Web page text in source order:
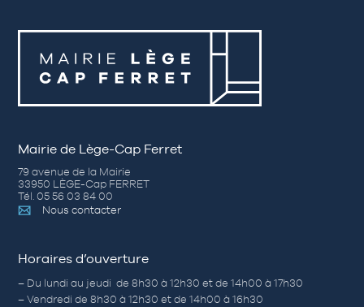
Mairie de Lège-Cap Ferret
79 avenue de la Mairie
33950 LÈGE-Cap FERRET
Tél. 05 56 03 84 00
Nous contacter
Horaires d’ouverture
– Du lundi au jeudi de 8h30 à 12h30 et de 14h00 à 17h30
– Vendredi de 8h30 à 12h30 et de 14h00 à 16h30